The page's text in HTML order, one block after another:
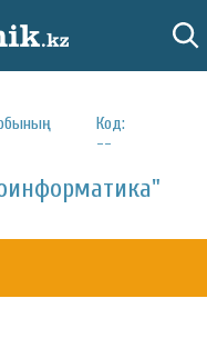
Код:
--